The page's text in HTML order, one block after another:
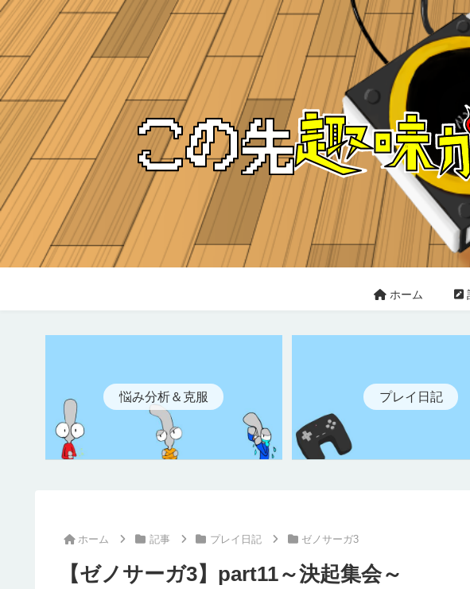
ホーム
悩み分析＆克服 プレイ日記
ホーム 記事 プレイ日記 ゼノサーガ3
【ゼノサーガ3】part11～決起集会～